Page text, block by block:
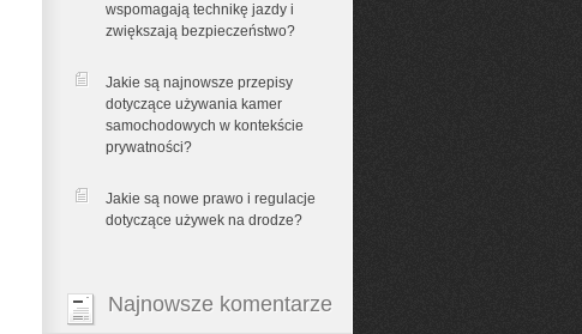
wspomagają technikę jazdy i
zwiększają bezpieczeństwo?
Jakie są najnowsze przepisy
dotyczące używania kamer
samochodowych w kontekście
prywatności?
Jakie są nowe prawo i regulacje
dotyczące używek na drodze?
Najnowsze komentarze